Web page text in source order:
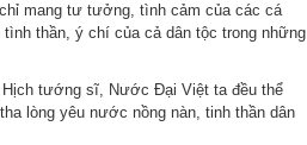
mang tư tưởng, tình cảm của các cá
thần, ý chí của cả dân tộc trong những
Hịch tướng sĩ, Nước Đại Việt ta đều thể
lòng yêu nước nồng nàn, tinh thần dân